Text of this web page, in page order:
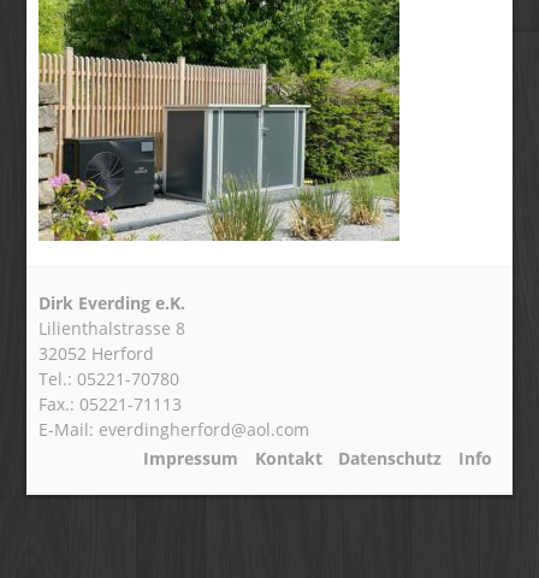
Dirk Everding e.K.
Lilienthalstrasse 8
32052 Herford
Tel.: 05221-70780
Fax.: 05221-71113
E-Mail: everdingherford@aol.com
Impressum
Kontakt Datenschutz Info